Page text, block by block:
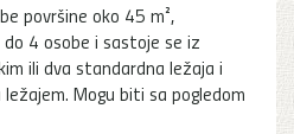
površine oko 45 m²,
4 osobe i sastoje se iz
ili dva standardna ležaja i
Mogu biti sa pogledom